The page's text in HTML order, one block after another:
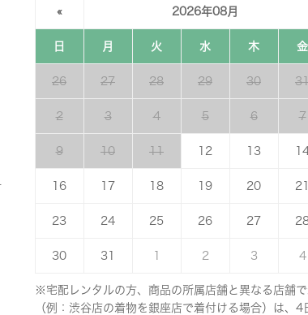
« 2026年08月
日 月 火 水 木 金
26 27 28 29 30
2 3 4 5 6 7
9 10 11 12 13
16 17 18 19 20 21
23 24 25 26 27
30 31 2 3 4
※宅配レンタルの方、商品の所属店舗と異なる店舗
（例：渋谷店の着物を銀座店で着付ける場合）は、4